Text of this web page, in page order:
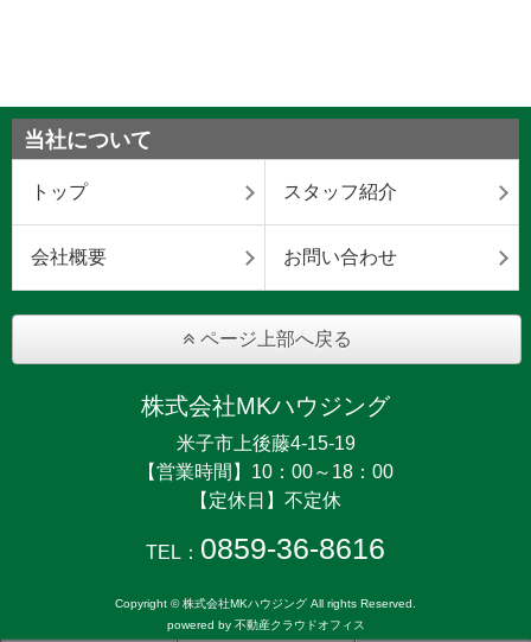
当社について
トップ スタッフ紹介
会社概要 お問い合わせ
ページ上部へ戻る
株式会社MKハウジング
米子市上後藤4-15-19
【営業時間】10：00～18：00
【定休日】不定休
TEL： 0859-36-8616
Copyright © 株式会社MKハウジング All rights Reserved.
powered by 不動産クラウドオフィス